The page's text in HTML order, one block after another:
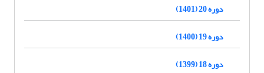
دوره 20 (1401)
دوره 19 (1400)
دوره 18 (1399)